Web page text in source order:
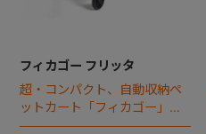
フィカゴー フリッタ
超・コンパクト、自動収納ペ
ットカート「フィカゴー」に
キャビン着脱タイプが新登